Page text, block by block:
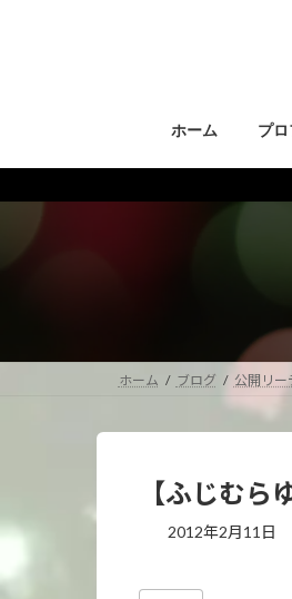
ス
キ
ン
に
ホーム プ
ホーム ブログ 公開リー
【ふじむ
2012年2月11日